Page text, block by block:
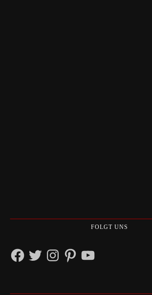
FOLGT UNS
FacebookTwitterInstagramPinterestYouTube